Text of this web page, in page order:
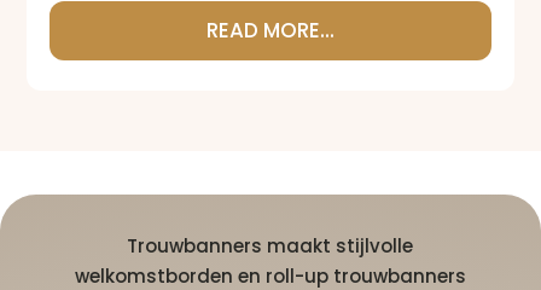
READ MORE...
Trouwbanners maakt stijlvolle
welkomstborden en roll-up trouwbanners